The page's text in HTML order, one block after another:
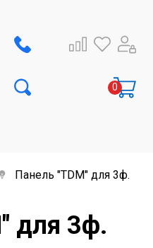
Панель "TDM" для 3ф.
для 3ф.